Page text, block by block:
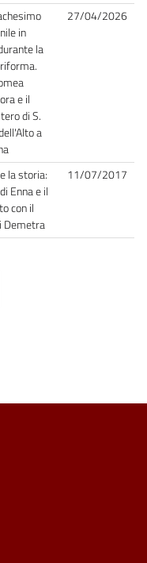
in
la
e il
di S.
a
27/04/2026
la storia:
Enna e il
con il
Demetra
11/07/2017